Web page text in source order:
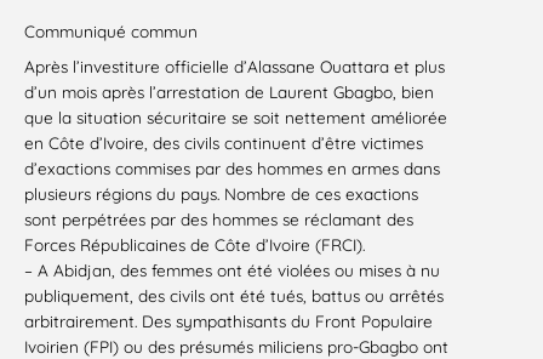
Communiqué commun
Après l’investiture officielle d’Alassane Ouattara et plus
d’un mois après l’arrestation de Laurent Gbagbo, bien
que la situation sécuritaire se soit nettement améliorée
en Côte d’Ivoire, des civils continuent d’être victimes
d’exactions commises par des hommes en armes dans
plusieurs régions du pays. Nombre de ces exactions
sont perpétrées par des hommes se réclamant des
Forces Républicaines de Côte d’Ivoire (FRCI).
– A Abidjan, des femmes ont été violées ou mises à nu
publiquement, des civils ont été tués, battus ou arrêtés
arbitrairement. Des sympathisants du Front Populaire
Ivoirien (FPI) ou des présumés miliciens pro-Gbagbo ont